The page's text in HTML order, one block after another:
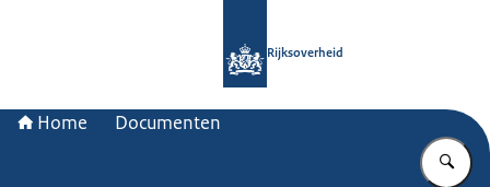
Rijksoverheid
Home Documenten